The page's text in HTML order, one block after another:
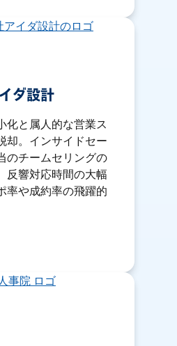
ダ設計
化と属人的な営業ス
却。インサイドセー
のチームセリングの
反響対応時間の大幅
率や成約率の飛躍的